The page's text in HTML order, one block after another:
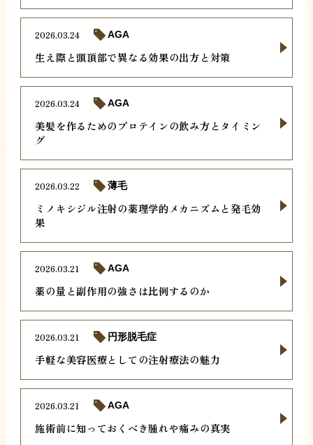
生え際と頭頂部で異なる効果の出方と対策
2026.03.24 AGA
美髪を作るためのプロテインの飲み方とタイミン
グ
2026.03.24 AGA
ミノキシジル注射の薬理学的メカニズムと発毛効
果
2026.03.22 薄毛
薬の量と副作用の強さは比例するのか
2026.03.21 AGA
手軽な美容医療としての注射療法の魅力
2026.03.21 円形脱毛症
施術前に知っておくべき腫れや痛みの真実
2026.03.21 AGA